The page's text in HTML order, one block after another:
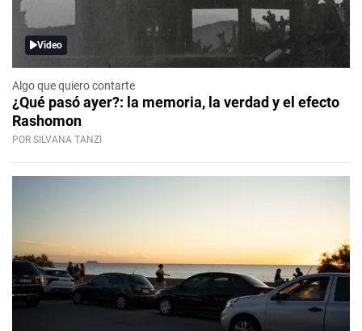
Video
Algo que quiero contarte
¿Qué pasó ayer?: la memoria, la verdad y el efecto
Rashomon
POR SILVANA TANZI